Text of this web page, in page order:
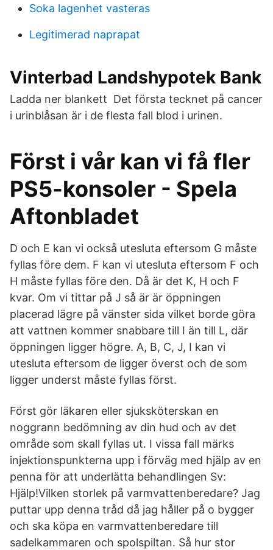
Soka lagenhet vasteras
Legitimerad naprapat
Vinterbad Landshypotek Bank
Ladda ner blankett Det första tecknet på cancer
i urinblåsan är i de flesta fall blod i urinen.
Först i vår kan vi få fler
PS5-konsoler - Spela
Aftonbladet
D och E kan vi också utesluta eftersom G måste
fyllas före dem. F kan vi utesluta eftersom F och
H måste fyllas före den. Då är det K, H och F
kvar. Om vi tittar på J så är är öppningen
placerad lägre på vänster sida vilket borde göra
att vattnen kommer snabbare till I än till L, där
öppningen ligger högre. A, B, C, J, I kan vi
utesluta eftersom de ligger överst och de som
ligger underst måste fyllas först.
Först gör läkaren eller sjuksköterskan en
noggrann bedömning av din hud och av det
område som skall fyllas ut. I vissa fall märks
injektionspunkterna upp i förväg med hjälp av en
penna för att underlätta behandlingen Sv:
Hjälp!Vilken storlek på varmvattenberedare? Jag
puttar upp denna tråd då jag håller på o bygger
och ska köpa en varmvattenberedare till
sadelkammaren och spolspiltan. Så hur stor